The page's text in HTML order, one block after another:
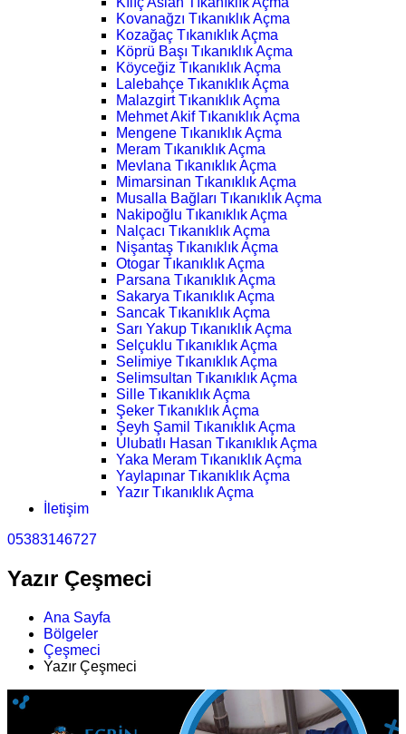
Kovanağzı Tıkanıklık Açma
Kozağaç Tıkanıklık Açma
Köprü Başı Tıkanıklık Açma
Köyceğiz Tıkanıklık Açma
Lalebahçe Tıkanıklık Açma
Malazgirt Tıkanıklık Açma
Mehmet Akif Tıkanıklık Açma
Mengene Tıkanıklık Açma
Meram Tıkanıklık Açma
Mevlana Tıkanıklık Açma
Mimarsinan Tıkanıklık Açma
Musalla Bağları Tıkanıklık Açma
Nakipoğlu Tıkanıklık Açma
Nalçacı Tıkanıklık Açma
Nişantaş Tıkanıklık Açma
Otogar Tıkanıklık Açma
Parsana Tıkanıklık Açma
Sakarya Tıkanıklık Açma
Sancak Tıkanıklık Açma
Sarı Yakup Tıkanıklık Açma
Selçuklu Tıkanıklık Açma
Selimiye Tıkanıklık Açma
Selimsultan Tıkanıklık Açma
Sille Tıkanıklık Açma
Şeker Tıkanıklık Açma
Şeyh Şamil Tıkanıklık Açma
Ulubatlı Hasan Tıkanıklık Açma
Yaka Meram Tıkanıklık Açma
Yaylapınar Tıkanıklık Açma
Yazır Tıkanıklık Açma
İletişim
05383146727
Yazır Çeşmeci
Ana Sayfa
Bölgeler
Çeşmeci
Yazır Çeşmeci